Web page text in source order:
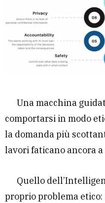
Una macchina
comportarsi in modo
la domanda più
lavori faticano ancora
Quello
proprio problema